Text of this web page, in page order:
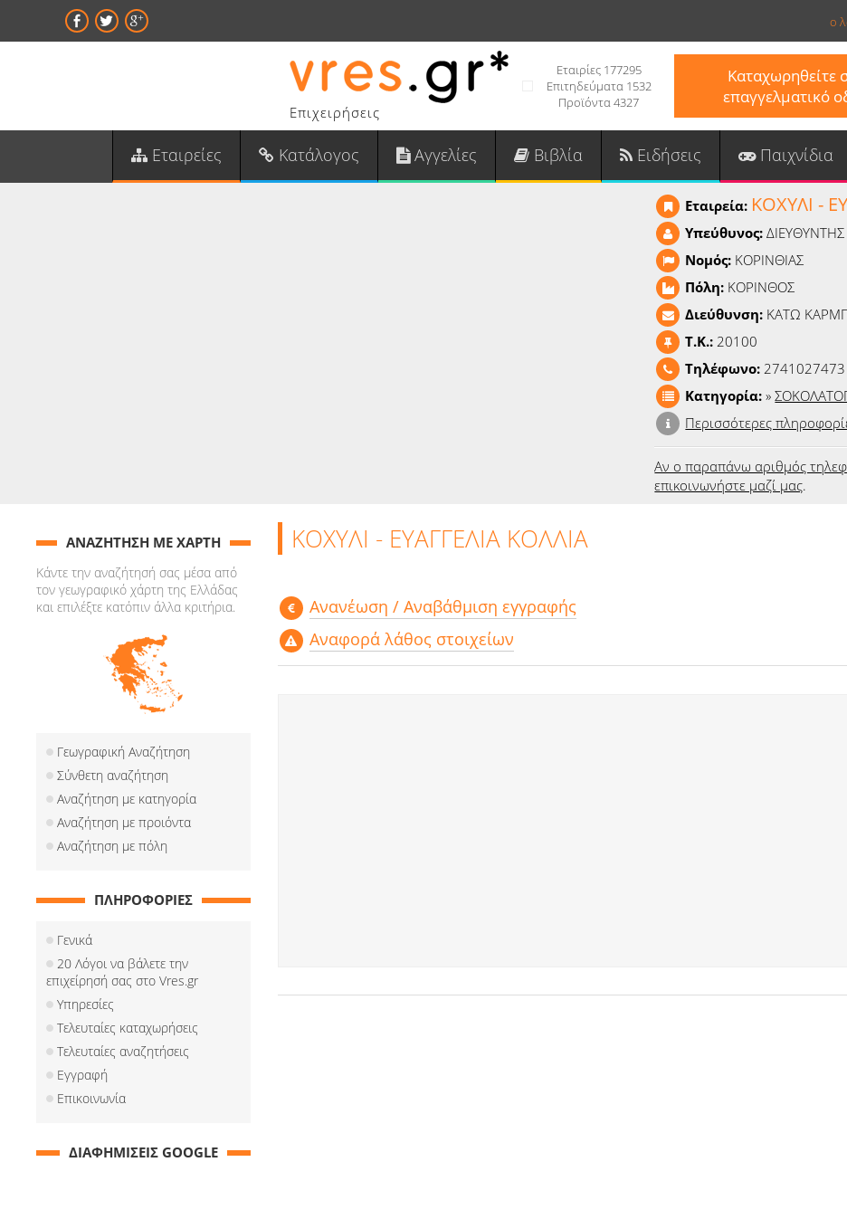
ο
Επιχειρήσεις
Εταιρίες 177295
Επιτηδεύματα 1532
Προϊόντα 4327
Καταχωρηθείτε
επαγγελματικό
Εταιρείες Κατάλογος Αγγελίες Βιβλία Ειδήσεις Παιχνίδια
Εταιρεία: ΚΟΧΥΛΙ -
Υπεύθυνος:
Νομός: ΚΟΡΙΝΘΙΑΣ
Πόλη: ΚΟΡΙΝΘΟΣ
Διεύθυνση: ΚΑΤΩ
T.K.:20100
Τηλέφωνο:2741027473
Κατηγορία:»
Περισσότερες
Αν ο παραπάνω αριθμός
επικοινωνήστε μαζί μας.
ΚΟΧΥΛΙ - ΕΥΑΓΓΕΛΙΑ ΚΟΛΛΙΑ
Aνανέωση / Αναβάθμιση εγγραφής
Αναφορά λάθος στοιχείων
ΑΝΑΖΗΤΗΣΗ ΜΕ ΧΑΡΤΗ
Κάντε την αναζήτησή σας μέσα από
τον γεωγραφικό χάρτη της Ελλάδας
και επιλέξτε κατόπιν άλλα κριτήρια.
Γεωγραφική Αναζήτηση
Σύνθετη αναζήτηση
Αναζήτηση με κατηγορία
Αναζήτηση με προιόντα
Αναζήτηση με πόλη
ΠΛΗΡΟΦΟΡΙΕΣ
Γενικά
20 Λόγοι να βάλετε την
επιχείρησή σας στο Vres.gr
Υπηρεσίες
Τελευταίες καταχωρήσεις
Τελευταίες αναζητήσεις
Εγγραφή
Επικοινωνία
ΔΙΑΦΗΜΙΣΕΙΣ GOOGLE